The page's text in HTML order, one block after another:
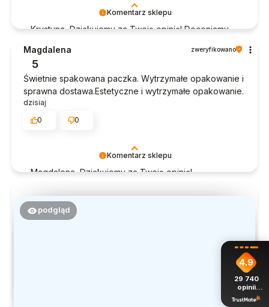
Komentarz sklepu
Krystyna, Dziękujemy za Twoją opinię! Doceniamy
doświadczeniem. Jesteśmy szczęśliwi, że mamy
takich klientów. Z pozdrowieniami, obsługa sklepu.
Komentarz sklepu
Magdalena, Dziękujemy za Twoją opinię!
nami Twoim doświadczeniem. Jesteśmy szczęśliwi,
że mamy takich klientów. Z pozdrowieniami, obsługa
sklepu.
Magdalena zweryfikowano
5
Świetnie spakowana paczka. Wytrzymałe opakowanie i
sprawna dostawa.Estetyczne i wytrzymałe opakowanie.
dzisiaj
0
0
podgląd
4.9
29 740
opinii
z całego
okresu